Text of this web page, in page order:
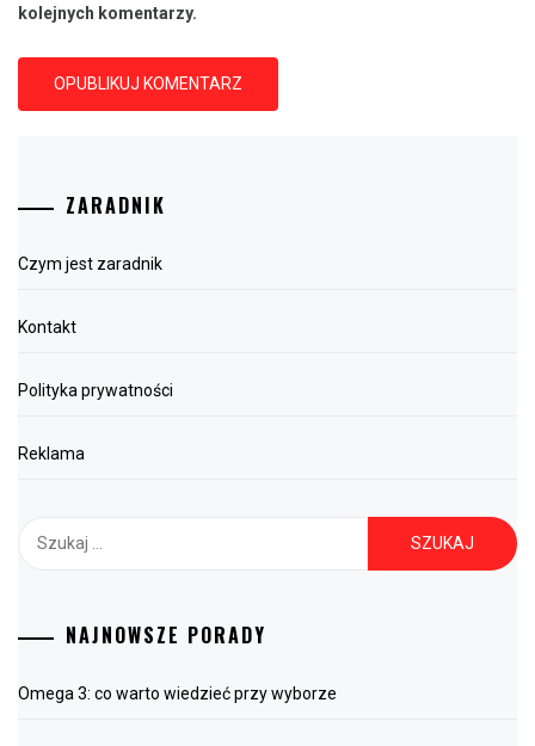
kolejnych komentarzy.
ZARADNIK
Czym jest zaradnik
Kontakt
Polityka prywatności
Reklama
NAJNOWSZE PORADY
Omega 3: co warto wiedzieć przy wyborze